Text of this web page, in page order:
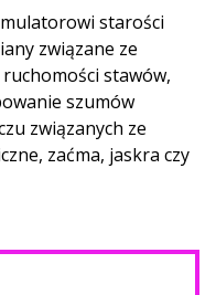
starości
związane ze
stawów,
szumów
związanych ze
zaćma, jaskra czy